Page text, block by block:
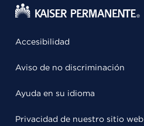
Accesibilidad
Aviso de no discriminación
Ayuda en su idioma
Privacidad de nuestro sitio web